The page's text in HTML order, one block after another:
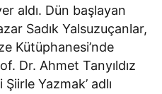
aldı. Dün başlayan
Sadık Yalsuzuçanlar,
Kütüphanesi’nde
Dr. Ahmet Tanyıldız
Yazmak’ adlı